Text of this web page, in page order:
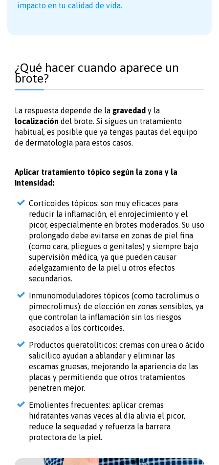
impacto en tu calidad de vida.
¿Qué hacer cuando aparece un
brote?
La respuesta depende de la gravedad y la
localización del brote. Si sigues un tratamiento
habitual, es posible que ya tengas pautas del equipo
de dermatología para estos casos.
Aplicar tratamiento tópico según la zona y la
intensidad:
Corticoides tópicos: son muy eficaces para
reducir la inflamación, el enrojecimiento y el
picor, especialmente en brotes moderados. Su uso
prolongado debe evitarse en zonas de piel fina
(como cara, pliegues o genitales) y siempre bajo
supervisión médica, ya que pueden causar
adelgazamiento de la piel u otros efectos
secundarios.
Inmunomoduladores tópicos (como tacrolimus o
pimecrolimus): de elección en zonas sensibles, ya
que controlan la inflamación sin los riesgos
asociados a los corticoides.
Productos queratolíticos: cremas con urea o ácido
salicílico ayudan a ablandar y eliminar las
escamas gruesas, mejorando la apariencia de las
placas y permitiendo que otros tratamientos
penetren mejor.
Emolientes frecuentes: aplicar cremas
hidratantes varias veces al día alivia el picor,
reduce la sequedad y refuerza la barrera
protectora de la piel.